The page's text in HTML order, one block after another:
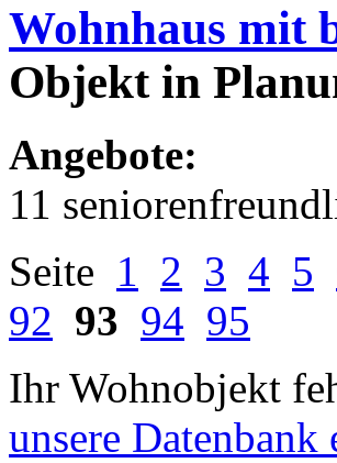
Wohnhaus mit
Objekt in
Angebote:
11
Seite 1 2 3 4 5
92 93 94 95
Ihr Wohnobjekt
unsere Datenbank